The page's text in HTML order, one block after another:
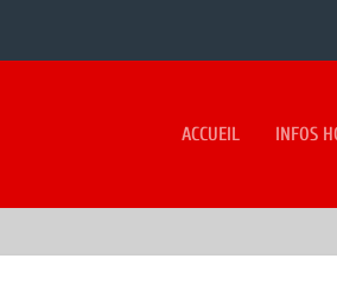
ACCUEIL INFOS